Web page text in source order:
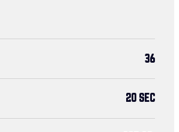
36
20 SEC